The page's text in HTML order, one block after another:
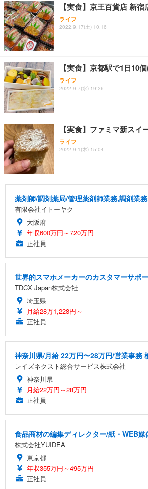
【実食】京王百貨店 新
ライフ
2022.9.17(土) 10:16
【実食】京都駅で1日10
ライフ
2022.9.7(水) 19:26
【実食】ファミマ新ス
ライフ
2022.9.1(木) 15:04
薬剤師/調剤薬局/管理薬剤師業務,調剤業
有限会社イトーヤク
大阪府
年収600万円～720万円
正社員
世界的スマホメーカーのカスタマーサポ
TDCX Japan株式会社
埼玉県
月給28万1,228円～
正社員
神奈川県/月給 22万円〜28万円/営業事務
レイズネクスト総合サービス株式会社
神奈川県
月給22万円～28万円
正社員
食品商材の編集ディレクター/紙・WEB
株式会社YUIDEA
東京都
年収355万円～495万円
正社員